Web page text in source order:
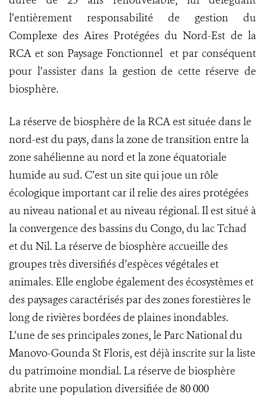
l’entièrement responsabilité de gestion du
Complexe des Aires Protégées du Nord-Est de la
RCA et son Paysage Fonctionnel et par conséquent
pour l’assister dans la gestion de cette réserve de
biosphère.
La réserve de biosphère de la RCA est située dans le
nord-est du pays, dans la zone de transition entre la
zone sahélienne au nord et la zone équatoriale
humide au sud. C’est un site qui joue un rôle
écologique important car il relie des aires protégées
au niveau national et au niveau régional. Il est situé à
la convergence des bassins du Congo, du lac Tchad
et du Nil. La réserve de biosphère accueille des
groupes très diversifiés d’espèces végétales et
animales. Elle englobe également des écosystèmes et
des paysages caractérisés par des zones forestières le
long de rivières bordées de plaines inondables.
L’une de ses principales zones, le Parc National du
Manovo-Gounda St Floris, est déjà inscrite sur la liste
du patrimoine mondial. La réserve de biosphère
abrite une population diversifiée de 80 000